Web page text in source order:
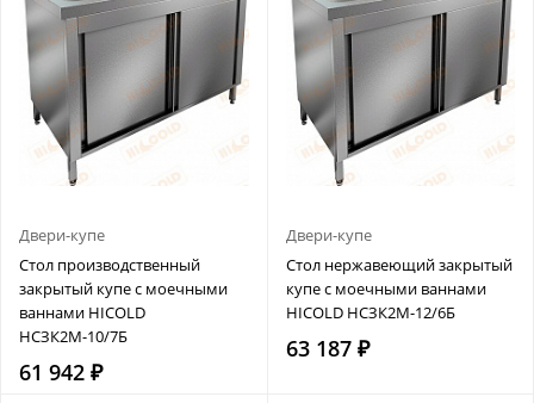
Двери-купе
Стол производственный
закрытый купе с моечными
ваннами HICOLD
НСЗК2М-10/7Б
61 942 ₽
Двери-купе
Стол нержавеющий закрытый
купе с моечными ваннами
HICOLD НСЗК2М-12/6Б
63 187 ₽